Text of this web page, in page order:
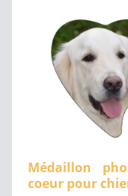
Médaillon
coeur pour